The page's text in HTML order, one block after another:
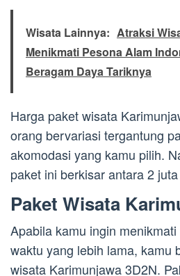
Wisata Lainnya: Atraksi
Menikmati Pesona Alam
Beragam Daya Tariknya
Harga paket wisata
orang bervariasi tergantung
akomodasi yang kamu pilih.
paket ini berkisar antara 2
Paket Wisata
Apabila kamu ingin
waktu yang lebih lama, kamu
wisata Karimunjawa 3D2N.